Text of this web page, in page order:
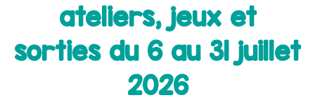
ateliers, jeux et
sorties du 6 au 31 juillet
2026